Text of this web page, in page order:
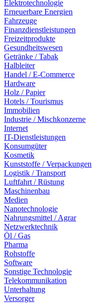
Elektrotechnologie
Erneuerbare Energien
Fahrzeuge
Finanzdienstleistungen
Freizeitprodukte
Gesundheitswesen
Getränke / Tabak
Halbleiter
Handel / E-Commerce
Hardware
Holz / Papier
Hotels / Tourismus
Immobilien
Industrie / Mischkonzerne
Internet
IT-Dienstleistungen
Konsumgüter
Kosmetik
Kunststoffe / Verpackungen
Logistik / Transport
Luftfahrt / Rüstung
Maschinenbau
Medien
Nanotechnologie
Nahrungsmittel / Agrar
Netzwerktechnik
Öl / Gas
Pharma
Rohstoffe
Software
Sonstige Technologie
Telekommunikation
Unterhaltung
Versorger